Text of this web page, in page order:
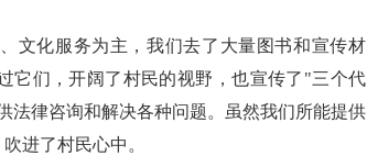
文化服务为主，我们去了大量图书和宣传材
它们，开阔了村民的视野，也宣传了"三个代
法律咨询和解决各种问题。虽然我们所能提供
进了村民心中。